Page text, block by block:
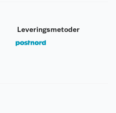
Leveringsmetoder